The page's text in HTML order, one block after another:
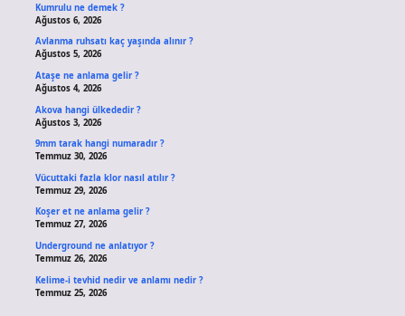
Kumrulu ne demek ?
Ağustos 6, 2026
Avlanma ruhsatı kaç yaşında alınır ?
Ağustos 5, 2026
Ataşe ne anlama gelir ?
Ağustos 4, 2026
Akova hangi ülkededir ?
Ağustos 3, 2026
9mm tarak hangi numaradır ?
Temmuz 30, 2026
Vücuttaki fazla klor nasıl atılır ?
Temmuz 29, 2026
Koşer et ne anlama gelir ?
Temmuz 27, 2026
Underground ne anlatıyor ?
Temmuz 26, 2026
Kelime-i tevhid nedir ve anlamı nedir ?
Temmuz 25, 2026